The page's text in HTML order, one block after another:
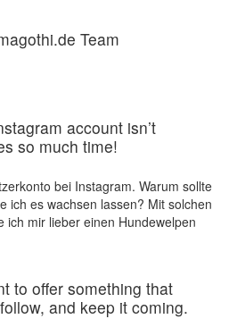
Team
account isn’t
so much time!
bei Instagram. Warum sollte
ich es wachsen lassen? Mit solchen
ich mir lieber einen Hundewelpen
to offer something that
and keep it coming.